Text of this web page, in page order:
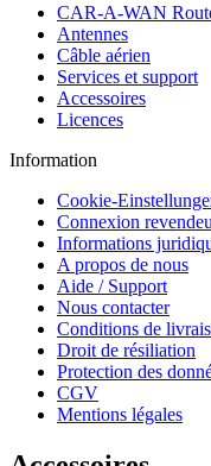
CAR-A-WAN
Antennes
Câble aérien
Services et support
Accessoires
Licences
Information
Cookie-
Connexion
Informations
A propos de nous
Aide / Support
Nous contacter
Conditions de
Droit de résiliation
Protection des
CGV
Mentions légales